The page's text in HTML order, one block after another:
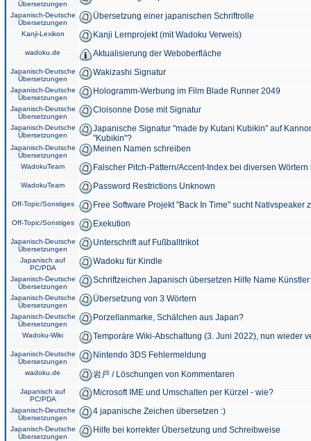
Übersetzungen
Japanisch-Deutsche
Übersetzungen
Übersetzung einer japanischen Schriftrolle
Kanji-Lexikon Kanji Lernprojekt (mit Wadoku Verweis)
wadoku.de Aktualisierung der Weboberfläche
Japanisch-Deutsche
Übersetzungen
Wakizashi Signatur
Japanisch-Deutsche
Übersetzungen
Hologramm-Werbung im Film Blade Runner 2049
Japanisch-Deutsche
Übersetzungen
Cloisonne Dose mit Signatur
Japanisch-Deutsche
Übersetzungen
Japanische Signatur "made by Kutani Kubikin" auf
"Kubikin"?
Japanisch-Deutsche
Übersetzungen
Meinen Namen schreiben
WadokuTeam Falscher Pitch-Pattern/Accent-Index bei diversen
WadokuTeam Password Restrictions Unknown
Off-Topic/Sonstiges Free Software Projekt "Back In Time" sucht Nativspeaker
Off-Topic/Sonstiges Exekution
Japanisch-Deutsche
Übersetzungen
Unterschrift auf Fußballtrikot
Japanisch auf
PC/PDA
Wadoku für Kindle
Japanisch-Deutsche
Übersetzungen
Schriftzeichen Japanisch übersetzen Hilfe Name
Japanisch-Deutsche
Übersetzungen
Übersetzung von 3 Wörtern
Japanisch-Deutsche
Übersetzungen
Porzellanmarke, Schälchen aus Japan?
Wadoku-Wiki Temporäre Wiki-Abschaltung (3. Juni 2022), nun wieder
Japanisch-Deutsche
Übersetzungen
Nintendo 3DS Fehlermeldung
wadoku.de 岩戸 / Löschungen von Kommentaren
Japanisch auf
PC/PDA
Microsoft IME und Umschalten per Kürzel - wie?
Japanisch-Deutsche
Übersetzungen
4 japanische Zeichen übersetzen :)
Japanisch-Deutsche
Übersetzungen
Hilfe bei korrekter Übersetzung und Schreibweise